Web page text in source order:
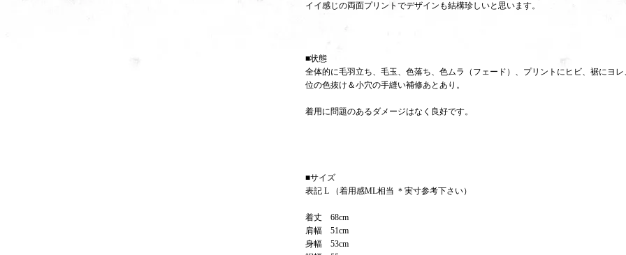
イイ感じの両面プリントでデザインも結構珍しいと思います。
■状態
全体的に毛羽立ち、毛玉、色落ち、色ムラ（フェード）、プリントにヒビ、裾にヨ
位の色抜け＆小穴の手縫い補修あとあり。
着用に問題のあるダメージはなく良好です。
■サイズ
表記 L （着用感ML相当 ＊実寸参考下さい）
着丈 68cm
肩幅 51cm
身幅 53cm